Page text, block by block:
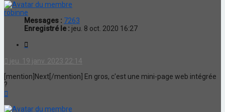
robinne
Messages : 7263
Enregistré le : jeu. 8 oct. 2020 16:27
jeu. 19 janv. 2023 22:14
[mention]Next[/mention] En gros, c'est une mini-page web intégrée
?